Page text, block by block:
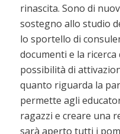
rinascita. Sono di
sostegno allo studio
lo sportello di
documenti e la
possibilità di
quanto riguarda la
permette agli
ragazzi e creare una
sarà aperto tutti i